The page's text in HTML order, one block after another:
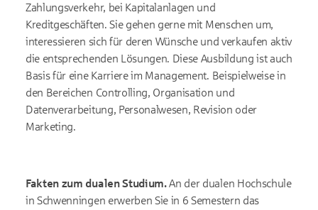
Zahlungsverkehr, bei Kapitalanlagen und
Kreditgeschäften. Sie gehen gerne mit Menschen um,
interessieren sich für deren Wünsche und verkaufen aktiv
die entsprechenden Lösungen. Diese Ausbildung ist auch
Basis für eine Karriere im Management. Beispielweise in
den Bereichen Controlling, Organisation und
Datenverarbeitung, Personalwesen, Revision oder
Marketing.
Fakten zum dualen Studium.An der dualen Hochschule
in Schwenningen erwerben Sie in 6 Semestern das